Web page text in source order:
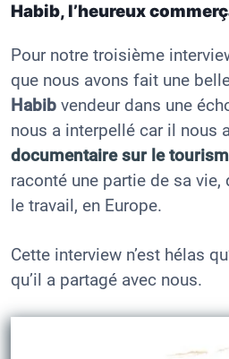
Habib, l’heureux
Pour notre troisième
que nous avons fait une
Habib vendeur dans une
nous a interpellé car il nous
documentaire sur le
raconté une partie de sa vie,
le travail, en Europe.
Cette interview n’est hélas
qu’il a partagé avec nous.